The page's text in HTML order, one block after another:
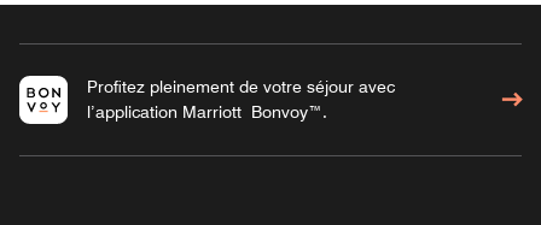
Profitez pleinement de votre séjour avec
l’application Marriott Bonvoy™.